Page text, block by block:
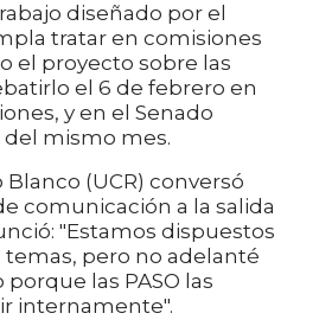
diseñado por el
tratar en comisiones
el proyecto sobre las
el 6 de febrero en
y en el Senado
mismo mes.
Blanco (UCR) conversó
comunicación a la salida
"Estamos dispuestos
temas, pero no adelanté
las PASO las
internamente".